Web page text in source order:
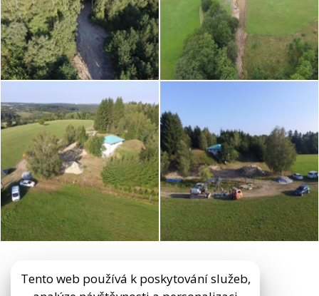
Tento web používá k poskytování služeb,